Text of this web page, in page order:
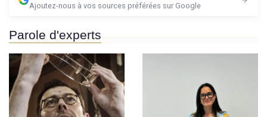
Ajoutez-nous à vos sources préférées sur Google
Parole d'experts